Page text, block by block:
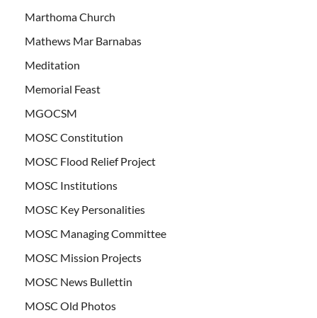
Marthoma Church
Mathews Mar Barnabas
Meditation
Memorial Feast
MGOCSM
MOSC Constitution
MOSC Flood Relief Project
MOSC Institutions
MOSC Key Personalities
MOSC Managing Committee
MOSC Mission Projects
MOSC News Bullettin
MOSC Old Photos